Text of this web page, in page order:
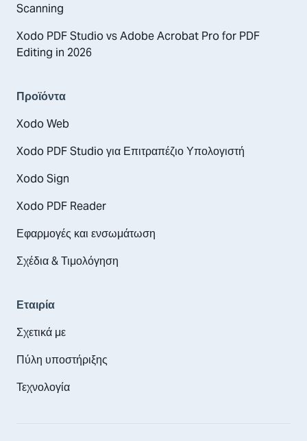
Scanning
Xodo PDF Studio vs Adobe Acrobat Pro for PDF
Editing in 2026
Προϊόντα
Xodo Web
Xodo PDF Studio για Επιτραπέζιο Υπολογιστή
Xodo Sign
Xodo PDF Reader
Εφαρμογές και ενσωμάτωση
Σχέδια & Τιμολόγηση
Εταιρία
Σχετικά με
Πύλη υποστήριξης
Τεχνολογία